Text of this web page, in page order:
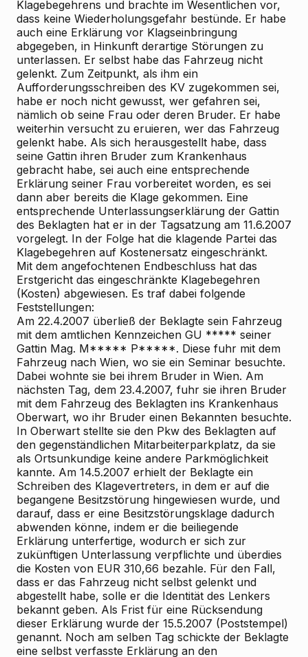
Klagebegehrens und brachte im Wesentlichen vor,
dass keine Wiederholungsgefahr bestünde. Er habe
auch eine Erklärung vor Klagseinbringung
abgegeben, in Hinkunft derartige Störungen zu
unterlassen. Er selbst habe das Fahrzeug nicht
gelenkt. Zum Zeitpunkt, als ihm ein
Aufforderungsschreiben des KV zugekommen sei,
habe er noch nicht gewusst, wer gefahren sei,
nämlich ob seine Frau oder deren Bruder. Er habe
weiterhin versucht zu eruieren, wer das Fahrzeug
gelenkt habe. Als sich herausgestellt habe, dass
seine Gattin ihren Bruder zum Krankenhaus
gebracht habe, sei auch eine entsprechende
Erklärung seiner Frau vorbereitet worden, es sei
dann aber bereits die Klage gekommen. Eine
entsprechende Unterlassungserklärung der Gattin
des Beklagten hat er in der Tagsatzung am 11.6.2007
vorgelegt. In der Folge hat die klagende Partei das
Klagebegehren auf Kostenersatz eingeschränkt.
Mit dem angefochtenen Endbeschluss hat das
Erstgericht das eingeschränkte Klagebegehren
(Kosten) abgewiesen. Es traf dabei folgende
Feststellungen:
Am 22.4.2007 überließ der Beklagte sein Fahrzeug
mit dem amtlichen Kennzeichen GU ***** seiner
Gattin Mag. M***** P*****. Diese fuhr mit dem
Fahrzeug nach Wien, wo sie ein Seminar besuchte.
Dabei wohnte sie bei ihrem Bruder in Wien. Am
nächsten Tag, dem 23.4.2007, fuhr sie ihren Bruder
mit dem Fahrzeug des Beklagten ins Krankenhaus
Oberwart, wo ihr Bruder einen Bekannten besuchte.
In Oberwart stellte sie den Pkw des Beklagten auf
den gegenständlichen Mitarbeiterparkplatz, da sie
als Ortsunkundige keine andere Parkmöglichkeit
kannte. Am 14.5.2007 erhielt der Beklagte ein
Schreiben des Klagevertreters, in dem er auf die
begangene Besitzstörung hingewiesen wurde, und
darauf, dass er eine Besitzstörungsklage dadurch
abwenden könne, indem er die beiliegende
Erklärung unterfertige, wodurch er sich zur
zukünftigen Unterlassung verpflichte und überdies
die Kosten von EUR 310,66 bezahle. Für den Fall,
dass er das Fahrzeug nicht selbst gelenkt und
abgestellt habe, solle er die Identität des Lenkers
bekannt geben. Als Frist für eine Rücksendung
dieser Erklärung wurde der 15.5.2007 (Poststempel)
genannt. Noch am selben Tag schickte der Beklagte
eine selbst verfasste Erklärung an den